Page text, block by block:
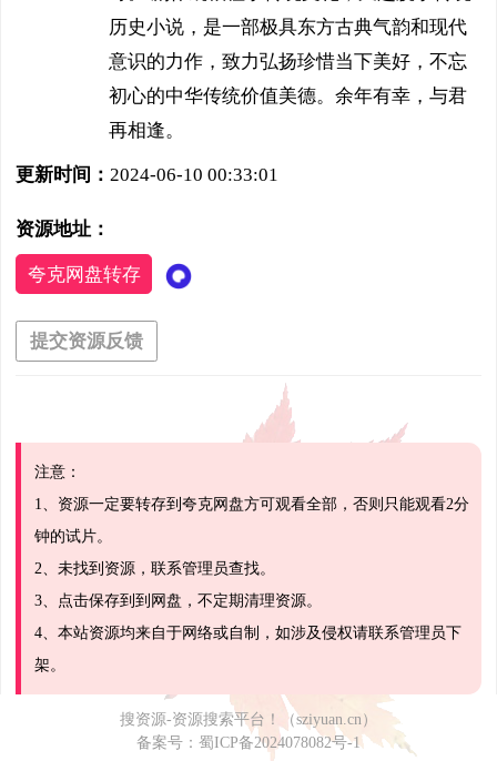
历史小说，是一部极具东方古典气韵和现代
意识的力作，致力弘扬珍惜当下美好，不忘
初心的中华传统价值美德。余年有幸，与君
再相逢。
更新时间：2024-06-10 00:33:01
资源地址：
夸克网盘转存
提交资源反馈
注意：
1、资源一定要转存到夸克网盘方可观看全部，否则只能观看2分
钟的试片。
2、未找到资源，联系管理员查找。
3、点击保存到到网盘，不定期清理资源。
4、本站资源均来自于网络或自制，如涉及侵权请联系管理员下
架。
搜资源-资源搜索平台！（sziyuan.cn）
备案号： 蜀ICP备2024078082号-1